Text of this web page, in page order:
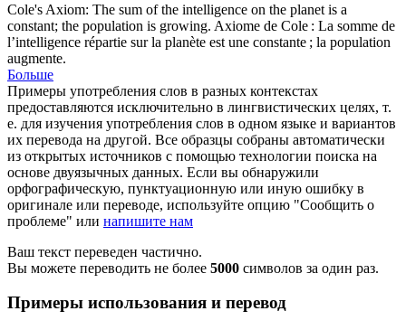
Cole's Axiom: The sum of the intelligence on the planet is a
constant; the population is growing. Axiome de Cole : La somme de
l’intelligence répartie sur la planète est une constante ; la population
augmente.
Больше
Примеры употребления слов в разных контекстах
предоставляются исключительно в лингвистических целях, т.
е. для изучения употребления слов в одном языке и вариантов
их перевода на другой. Все образцы собраны автоматически
из открытых источников с помощью технологии поиска на
основе двуязычных данных. Если вы обнаружили
орфографическую, пунктуационную или иную ошибку в
оригинале или переводе, используйте опцию "Сообщить о
проблеме" или напишите нам
Ваш текст переведен частично.
Вы можете переводить не более 5000 символов за один раз.
Примеры использования и перевод